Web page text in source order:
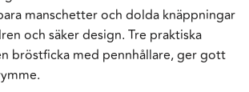
manschetter och dolda knäppningar
och säker design. Tre praktiska
bröstficka med pennhållare, ger gott